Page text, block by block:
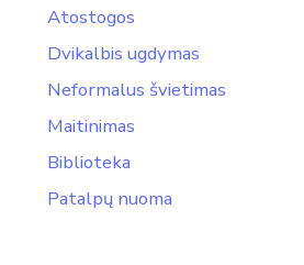
Atostogos
Dvikalbis ugdymas
Neformalus švietimas
Maitinimas
Biblioteka
Patalpų nuoma